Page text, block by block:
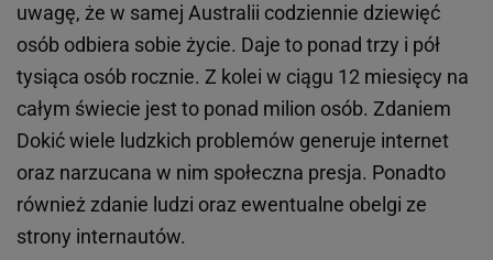
uwagę, że w samej Australii codziennie dziewięć
osób odbiera sobie życie. Daje to ponad trzy i pół
tysiąca osób rocznie. Z kolei w ciągu 12 miesięcy na
całym świecie jest to ponad milion osób. Zdaniem
Dokić wiele ludzkich problemów generuje internet
oraz narzucana w nim społeczna presja. Ponadto
również zdanie ludzi oraz ewentualne obelgi ze
strony internautów.